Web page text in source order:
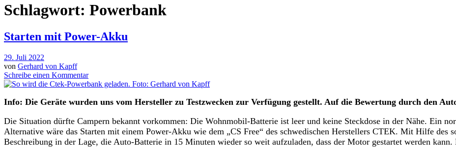
Schlagwort: Powerbank
Starten mit Power-Akku
29. Juli 2022
von Gerhard von Kapff
Schreibe einen Kommentar
Info: Die Geräte wurden uns vom Hersteller zu Testzwecken zur Verfügung gestellt. Auf die Bewertung durch den
Die Situation dürfte Campern bekannt vorkommen: Die Wohnmobil-Batterie ist leer und keine Steckdose in der Nähe. Ein
Alternative wäre das Starten mit einem Power-Akku wie dem „CS Free“ des schwedischen Herstellers CTEK. Mit Hilfe des
Beschreibung in der Lage, die Auto-Batterie in 15 Minuten wieder so weit aufzuladen, dass der Motor gestartet werden